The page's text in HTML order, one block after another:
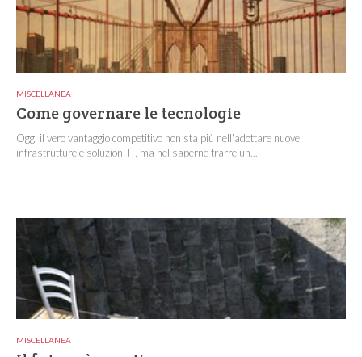
MISCELLANEA
Come governare le tecnologie
Oggi il vero vantaggio competitivo non sta più nell'adottare nuove
infrastrutture e soluzioni IT, ma nel saperne trarre un...
MISCELLANEA